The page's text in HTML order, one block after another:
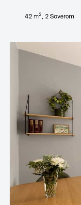
42m2, 2Soverom